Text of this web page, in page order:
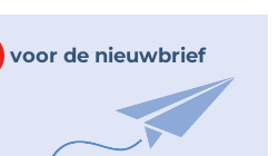
voor de nieuwbrief